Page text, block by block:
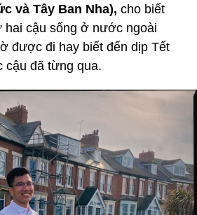
và Tây Ban Nha), cho biết
hai cậu sống ở nước ngoài
được đi hay biết đến dịp Tết
đã từng qua.